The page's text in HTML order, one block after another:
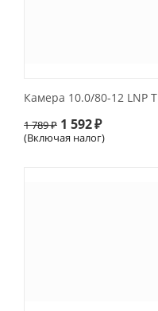
Камера 10.0/80-12 LNP
1 789₽ 1 592₽
(Включая налог)